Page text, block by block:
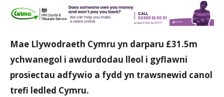
Mae Llywodraeth Cymru yn darparu £31.5m
ychwanegol i awdurdodau lleol i gyflawni
prosiectau adfywio a fydd yn trawsnewid canol
trefi ledled Cymru.